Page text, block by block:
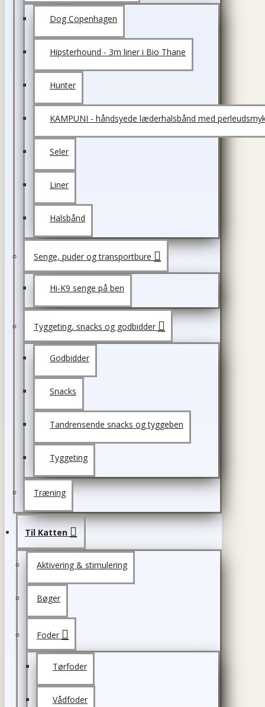
Dog Copenhagen
Hipsterhound - 3m liner i Bio Thane
Hunter
KAMPUNI - håndsyede læderhalsbånd med
Seler
Liner
Halsbånd
Senge, puder og transportbure
Hi-K9 senge på ben
Tyggeting, snacks og godbidder
Godbidder
Snacks
Tandrensende snacks og tyggeben
Tyggeting
Træning
Til Katten
Aktivering & stimulering
Bøger
Foder
Tørfoder
Vådfoder